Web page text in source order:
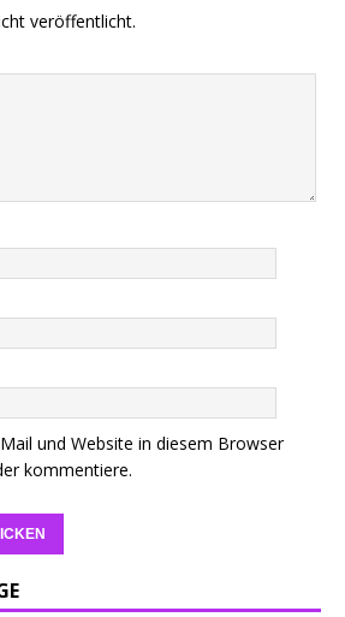
veröffentlicht.
und Website in diesem Browser
kommentiere.